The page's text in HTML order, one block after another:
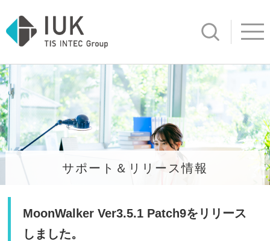
サイト内
サポート＆リリース情報
MoonWalker Ver3.5.1 Patch9をリリース
しました。